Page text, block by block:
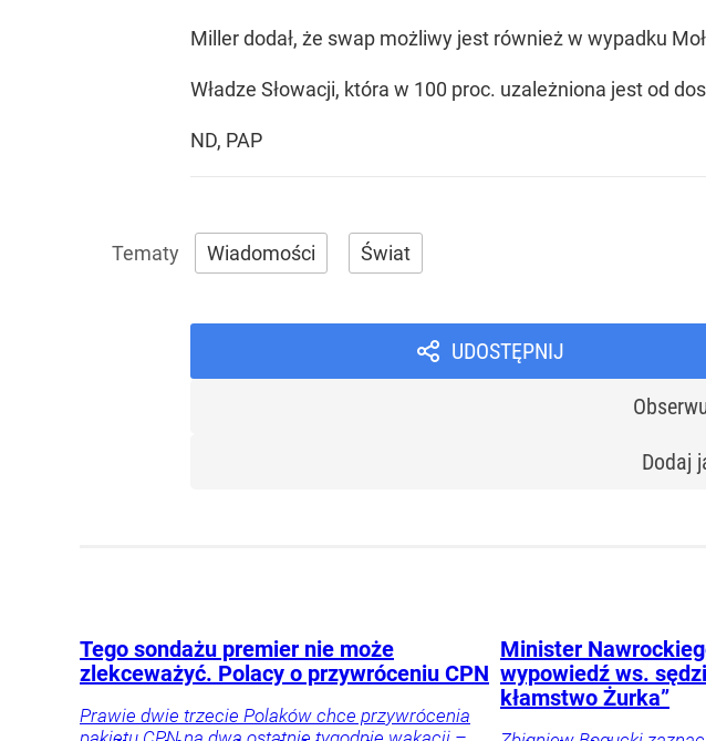
Miller dodał, że swap możliwy jest również w wypadku
Władze Słowacji, która w 100 proc. uzależniona jest od
ND, PAP
Wiadomości Świat
UDOSTĘPNIJ
Dodaj
Tego sondażu premier nie może
zlekceważyć. Polacy o przywróceniu CPN
Prawie dwie trzecie Polaków chce przywrócenia
Minister
wypowiedź ws.
kłamstwo Żurka”